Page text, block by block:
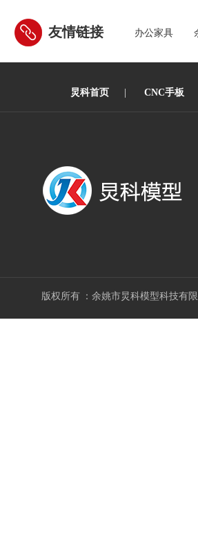
友情链接 办公家具
炅科首页 CNC手板
版权所有 ：余姚市炅科模型科技有